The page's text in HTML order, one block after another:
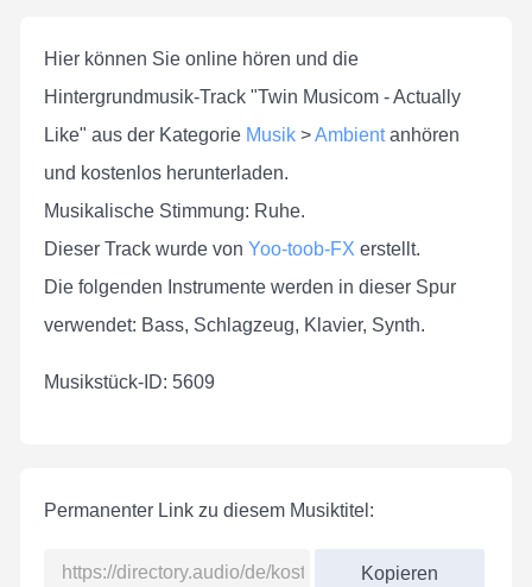
Hier können Sie online hören und die
Hintergrundmusik-Track "Twin Musicom - Actually
Like" aus der Kategorie Musik >Ambientanhören
und kostenlos herunterladen.
Musikalische Stimmung: Ruhe.
Dieser Track wurde von Yoo-toob-FX erstellt.
Die folgenden Instrumente werden in dieser Spur
verwendet: Bass, Schlagzeug, Klavier, Synth.
Musikstück-ID: 5609
Permanenter Link zu diesem Musiktitel:
Kopieren